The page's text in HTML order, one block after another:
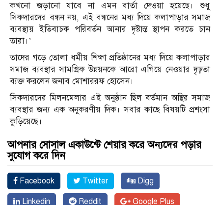
কখনো জড়ানো যাবে না এমন বার্তা দেওয়া হয়েছে। শুধু
সিকদারদের বন্ধন নয়, এই বন্ধনের মধ্য দিয়ে কলাপাড়ার সমাজ
ব্যবস্থায় ইতিবাচক পরিবর্তন আনার দৃষ্টান্ত স্থাপন করতে চান
তারা।’
তাদের গড়ে তোলা ধর্মীয় শিক্ষা প্রতিষ্ঠানের মধ্য দিয়ে কলাপাড়ার
সমাজ ব্যবস্থার সামগ্রিক উন্নয়নকে আরো এগিয়ে নেওয়ার দৃঢ়তা
ব্যক্ত করলেন জনাব মোশাররফ হোসেন।
সিকদারদের মিলনমেলার এই অনুষ্ঠান ছিল বর্তমান অস্থির সমাজ
ব্যবস্থার জন্য এক অনুকরণীয় দিক। সবার কাছে বিষয়টি প্রশংসা
কুড়িয়েছে।
আপনার সোসাল একাউন্টে শেয়ার করে অন্যদের পড়ার
সুযোগ করে দিন
Facebook Twitter Digg
Linkedin Reddit Google Plus